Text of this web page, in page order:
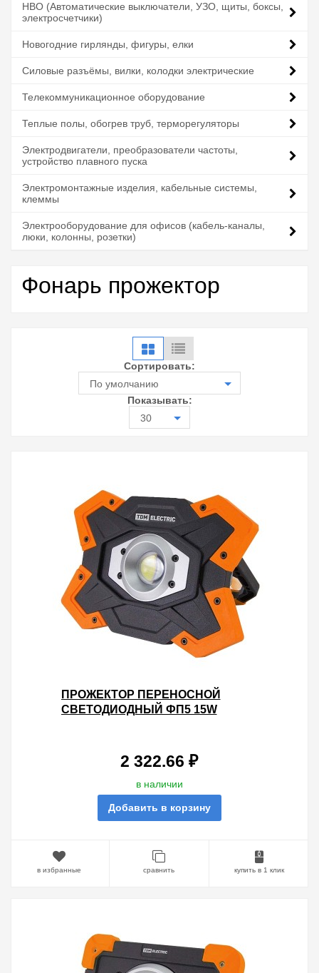
НВО (Автоматические выключатели, УЗО, щиты, боксы,
электросчетчики)
Новогодние гирлянды, фигуры, елки
Силовые разъёмы, вилки, колодки электрические
Телекоммуникационное оборудование
Теплые полы, обогрев труб, терморегуляторы
Электродвигатели, преобразователи частоты,
устройство плавного пуска
Электромонтажные изделия, кабельные системы,
клеммы
Электрооборудование для офисов (кабель-каналы,
люки, колонны, розетки)
Фонарь прожектор
Сортировать:
По умолчанию
Показывать:
30
ПРОЖЕКТОР ПЕРЕНОСНОЙ
СВЕТОДИОДНЫЙ ФП5 15W
2 322.66 ₽
в наличии
Добавить в корзину
в избранные сравнить купить в 1 клик